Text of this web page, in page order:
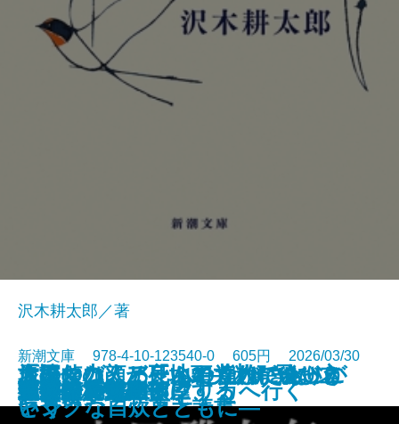
ドリトル先生アフリカへ行く
魔都シカモア
聖女の、遺産
重力アルケミック
最後の魔法
水─本の小説─
「読む力」と「地頭力」がいっき
に身につく 東大読書
ブルー ハワイ
可哀想な蠅
旅のつばくろ、ふたたび─飛び立
つ季節─
沢木耕太郎／著
新潮文庫 978-4-10-123540-0 605円 2026/03/30
禍
原田マハ、アートの達人に会いに
いく
遠い声、遠い部屋
連続殺人鬼の妻
夜が少女を探偵にする
文豪の花嫁
名探偵の顔が良い2―謎解きはジ
ャンクな自炊とともに―
戦慄
大好きな人、死んでくれてありが
とう
キツネ狩り